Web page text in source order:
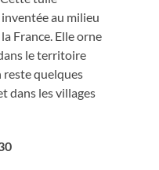
au milieu
France. Elle orne
le territoire
reste quelques
dans les villages